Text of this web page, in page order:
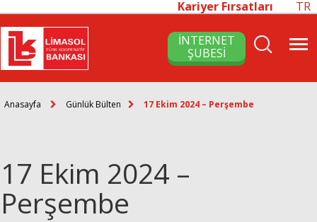
Kariyer Fırsatları TR
İNTERNET
ŞUBESİ
Anasayfa Günlük Bülten 17 Ekim 2024 – Perşembe
17 Ekim 2024 –
Perşembe